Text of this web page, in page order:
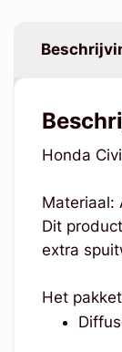
Honda
Materiaal:
Dit
extra
Het